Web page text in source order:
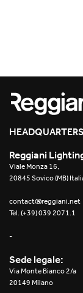
Yori Surface Base
Yori Surface/
Envios IP66
Incline Dark
Mosaico Easy-
Re Low LED
Retail
Showrooms
HEADQUARTERS
Reggiani
Viale Monza 16,
20845 Sovico (MB)
contact@reggiani.net
Tel. (+39) 039 2071.1
-
Sede legale:
Via Monte Bianco 2/a
20149 Milano